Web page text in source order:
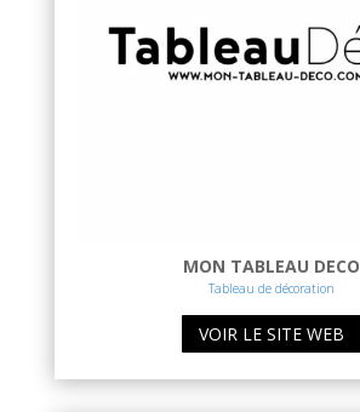
MON TABLEAU DECO
Tableau de décoration
VOIR LE SITE WEB